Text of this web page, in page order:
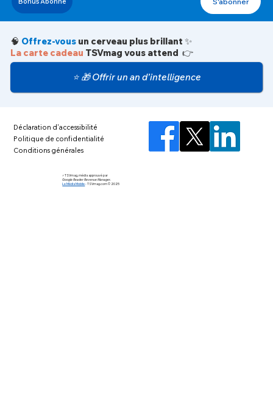
🧠 Offrez-vous un cerveau plus brillant ✨
La carte cadeau TSVmag vous attend 👉
⭐ 🎁 Offrir un an d’intelligence
Déclaration d'accessibilité
Politique de confidentialité
Conditions générales
⚡️ TSVmag, média approuvé par
Google Reader Revenue Manager.
Le Média Mobile-TSVmag.com © 2025